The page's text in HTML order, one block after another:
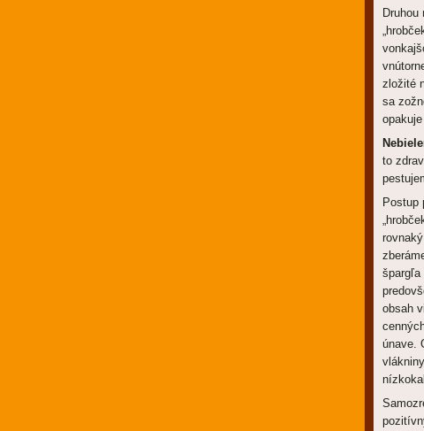
zložité
sa
to
Postup
špargľa
obsah
únave.